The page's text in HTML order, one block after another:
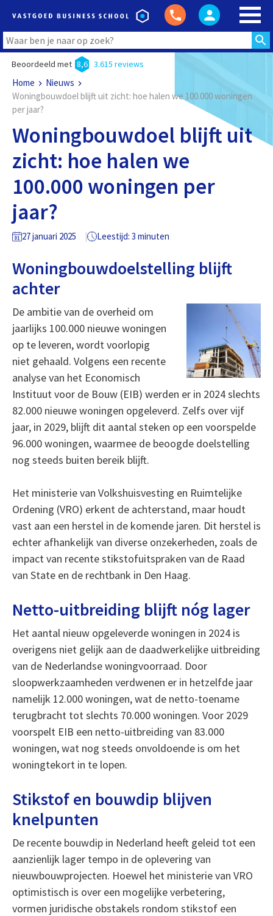
Beoordeeld met 8,6 3.615 reviews
Home
Nieuws
Woningbouwdoel blijft uit zicht: hoe halen we 100.000 woningen
per jaar?
Woningbouwdoel blijft uit
zicht: hoe halen we
100.000 woningen per
jaar?
27 januari 2025 Leestijd: 3 minuten
Woningbouwdoelstelling blijft
achter
De ambitie van de overheid om
jaarlijks 100.000 nieuwe woningen
op te leveren, wordt voorlopig
niet gehaald. Volgens een recente
analyse van het Economisch
Instituut voor de Bouw (EIB) werden er in 2024 slechts
82.000 nieuwe woningen opgeleverd. Zelfs over vijf
jaar, in 2029, blijft dit aantal steken op een voorspelde
96.000 woningen, waarmee de beoogde doelstelling
nog steeds buiten bereik blijft.
Het ministerie van Volkshuisvesting en Ruimtelijke
Ordening (VRO) erkent de achterstand, maar houdt
vast aan een herstel in de komende jaren. Dit herstel is
echter afhankelijk van diverse onzekerheden, zoals de
impact van recente stikstofuitspraken van de Raad
van State en de rechtbank in Den Haag.
Netto-uitbreiding blijft nóg lager
Het aantal nieuw opgeleverde woningen in 2024 is
overigens niet gelijk aan de daadwerkelijke uitbreiding
van de Nederlandse woningvoorraad. Door
sloopwerkzaamheden verdwenen er in hetzelfde jaar
namelijk 12.000 woningen, wat de netto-toename
terugbracht tot slechts 70.000 woningen. Voor 2029
voorspelt EIB een netto-uitbreiding van 83.000
woningen, wat nog steeds onvoldoende is om het
woningtekort in te lopen.
Stikstof en bouwdip blijven
knelpunten
De recente bouwdip in Nederland heeft geleid tot een
aanzienlijk lager tempo in de oplevering van
nieuwbouwprojecten. Hoewel het ministerie van VRO
optimistisch is over een mogelijke verbetering,
vormen juridische obstakels rondom stikstof een